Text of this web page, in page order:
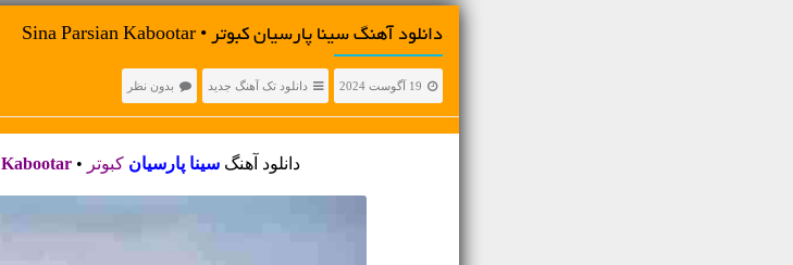
دانلود آهنگ سینا پارسیان کبوتر • Sina Parsian Kabootar
19 آگوست 2024 دانلود تک آهنگ جدید بدون نظر
دانلود آهنگ سینا پارسیان کبوتر •
Kabootar